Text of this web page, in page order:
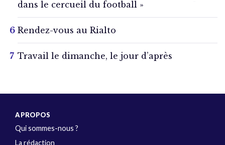
dans le cercueil du football »
Rendez-vous au Rialto
Travail le dimanche, le jour d’après
A PROPOS
Qui sommes-nous ?
La rédaction